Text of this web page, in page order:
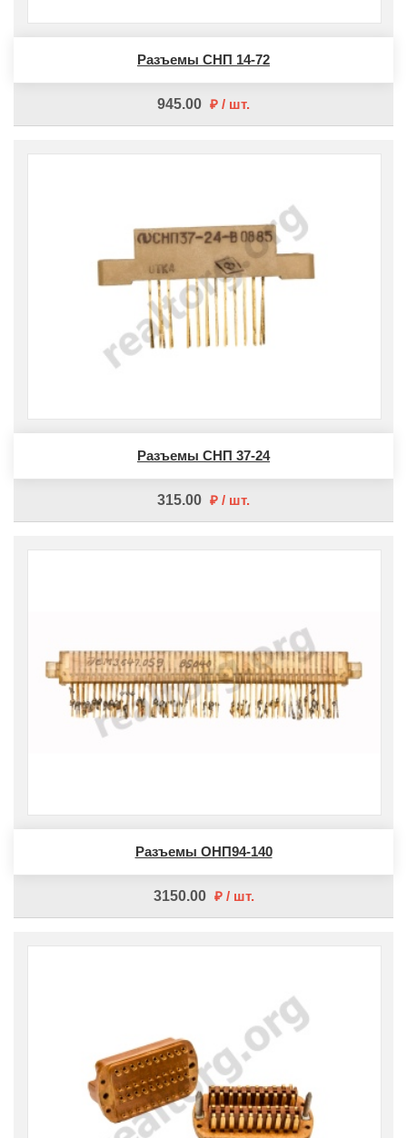
Разъемы СНП 14-72
945.00 шт
Разъемы СНП 37-24
315.00 шт
Разъемы ОНП94-140
3150.00 шт